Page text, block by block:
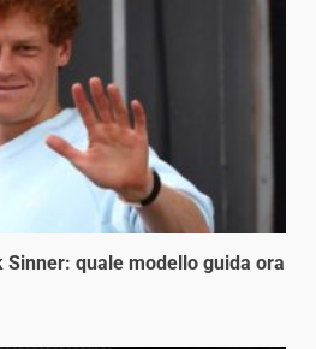
Sinner: quale modello guida ora